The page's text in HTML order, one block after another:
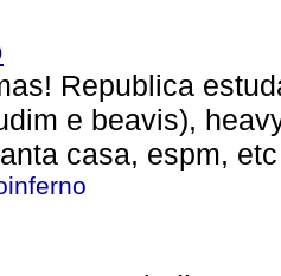
Republica
e beavis),
casa, espm,